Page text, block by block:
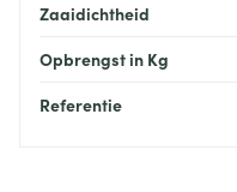
Zaaidichtheid
Opbrengst in Kg
Referentie